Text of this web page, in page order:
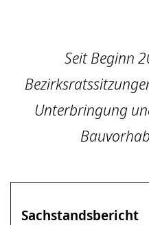
Seit Beginn
Unterbringung
Sachstandsbericht